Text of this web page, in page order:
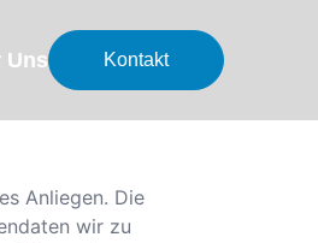
Uns Kontakt
Anliegen. Die
wir zu